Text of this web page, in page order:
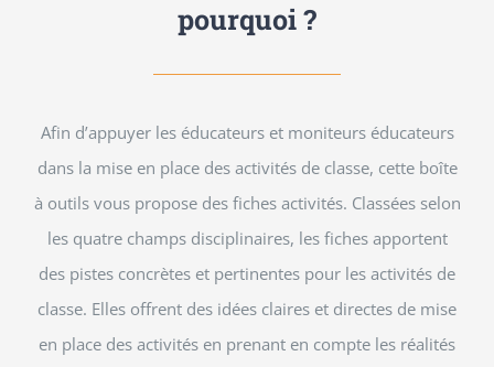
pourquoi ?
Afin d’appuyer les éducateurs et moniteurs éducateurs
dans la mise en place des activités de classe, cette boîte
à outils vous propose des fiches activités. Classées selon
les quatre champs disciplinaires, les fiches apportent
des pistes concrètes et pertinentes pour les activités de
classe. Elles offrent des idées claires et directes de mise
en place des activités en prenant en compte les réalités